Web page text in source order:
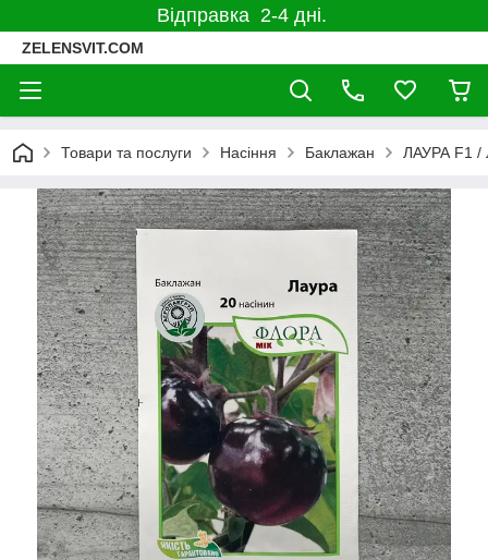
Відправка 2-4 дні.
ZELENSVIT.COM
Товари та послуги Насіння Баклажан ЛАУРА F1 /